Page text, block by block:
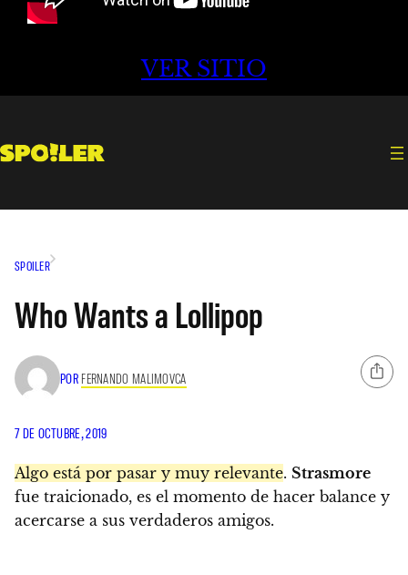
VER SITIO
SPOILER
Who Wants a Lollipop
POR FERNANDO MALIMOVCA
7 DE OCTUBRE, 2019
Algo está por pasar y muy relevante. Strasmore
fue traicionado, es el momento de hacer balance y
acercarse a sus verdaderos amigos.